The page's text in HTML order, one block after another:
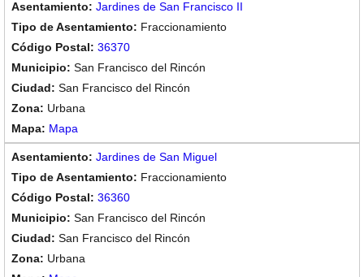
Jardines de San Francisco II
Fraccionamiento
36370
San Francisco del Rincón
San Francisco del Rincón
Urbana
Mapa
Jardines de San Miguel
Fraccionamiento
36360
San Francisco del Rincón
San Francisco del Rincón
Urbana